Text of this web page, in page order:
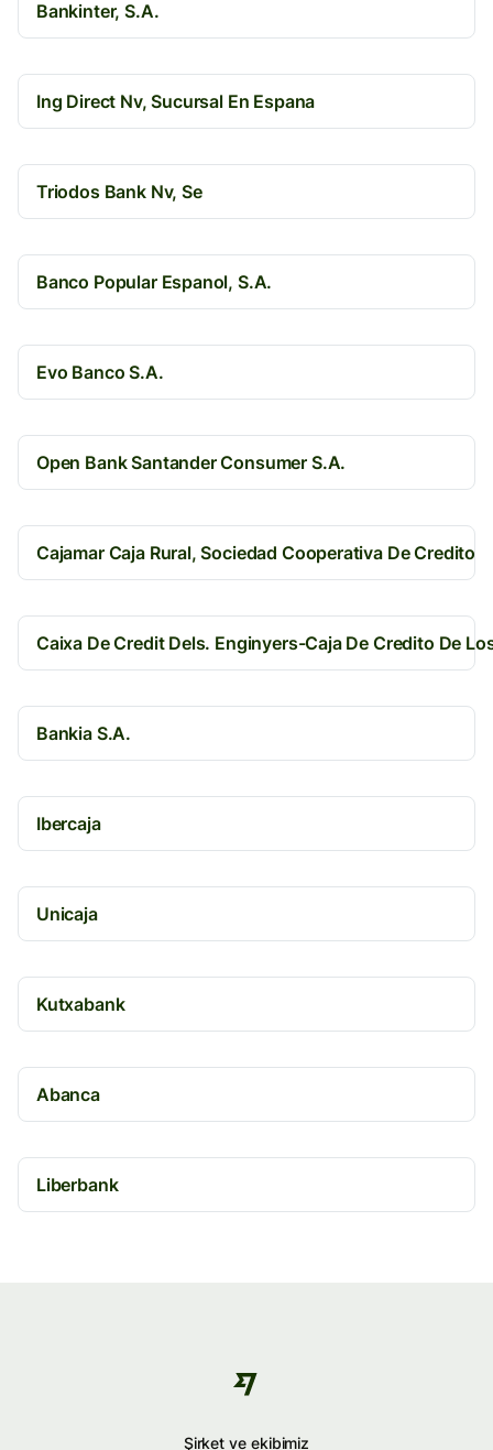
Bankinter, S.A.
Ing Direct Nv, Sucursal En Espana
Triodos Bank Nv, Se
Banco Popular Espanol, S.A.
Evo Banco S.A.
Open Bank Santander Consumer S.A.
Cajamar Caja Rural, Sociedad Cooperativa De Credito
Caixa De Credit Dels. Enginyers-Caja De Credito De
Bankia S.A.
Ibercaja
Unicaja
Kutxabank
Abanca
Liberbank
Şirket ve ekibimiz